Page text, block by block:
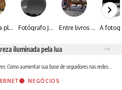
O artista plástico Jorge Luiz transforma sustentabilidade e criatividade em arte contemporânea Fotógrafo José Roberto apresenta um olhar sensível sobre arquitetura, formas e luz na fotografia Entre livros e fotografia autoral, Sebastião Reis consolida uma trajetória marcada pelo olhar artístico
iluminada pela lua
Como aumentar sua base de seguidores nas redes sociais
NEGÓCIOS